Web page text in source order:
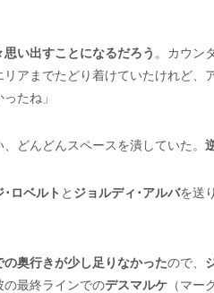
い出すことになるだろう 。カウン
リアまでたどり着けていたけれど
たね」
どんどんスペースを潰していた。
･ロベルト と ジョルディ･アルバを送
の奥行きが少し足りなかったので、
の最終ラインでのデスマルケ （マー